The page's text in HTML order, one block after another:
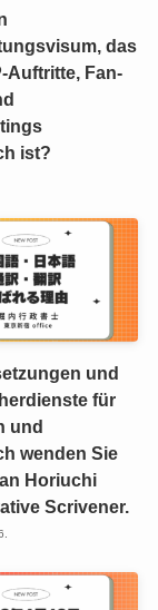
das
Auftritte, Fan-
ist?
und
für
und
wenden Sie
Horiuchi
Scrivener.